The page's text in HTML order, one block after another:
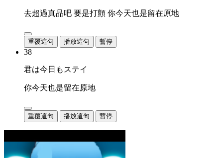
去超過真品吧 要是打顫 你今天也是留在原地
重覆這句 播放這句 暫停
38
君は今日もステイ
你今天也是留在原地
重覆這句 播放這句 暫停